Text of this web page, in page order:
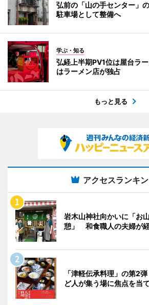
弘前の「山の手センター」
駐車場として整備へ
学ぶ・知る
弘経上半期PV1位は屋台ラ
はラーメン店が独占
もっと見る
アクセスランキ
岩木山神社向かいに「お
憩」 和食職人の夫婦が
「津軽伝承料理」の第2
ど人が集う場に焦点を当